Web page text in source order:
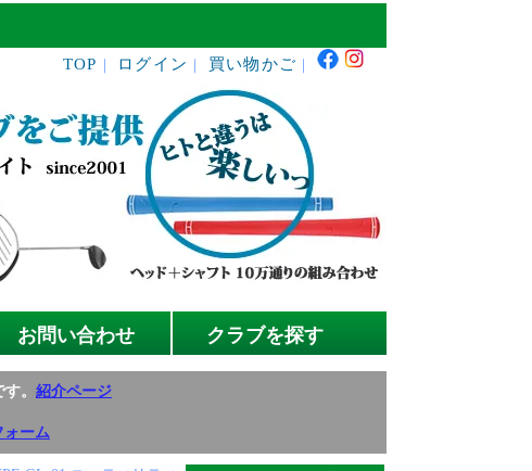
TOP ログイン 買い物かご
お問い合わせ クラブを探す
。 紹介ページ
ォーム